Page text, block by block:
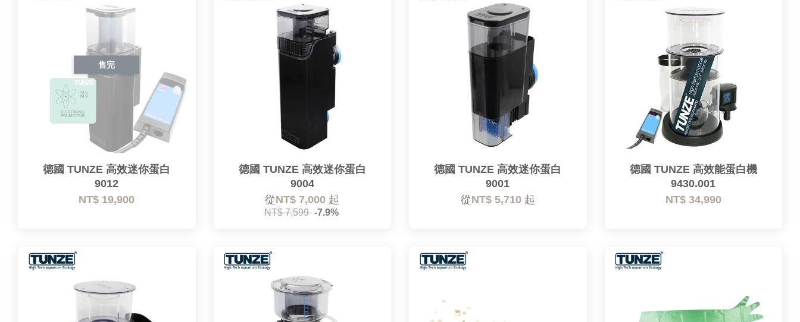
售完
德國 TUNZE 高效迷你蛋白
9012
NT$ 19,900
德國 TUNZE 高效迷你蛋白
9004
從NT$ 7,000 起
NT$ 7,599 -7.9%
德國 TUNZE 高效迷你蛋白
9001
從NT$ 5,710 起
德國 TUNZE 高效能蛋白機
9430.001
NT$ 34,990